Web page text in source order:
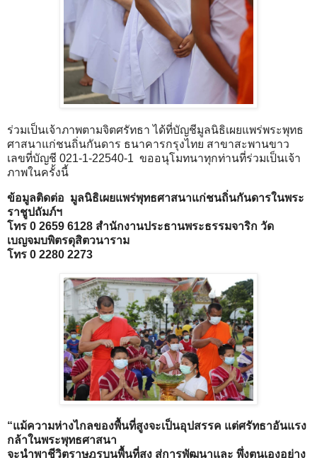
ร่วมเป็นเจ้าภาพตามจิตศรัทธา ได้ที่บัญชีมูลนิธิเผยแพร่พระพุทธ
ศาสนาแก่ชนถิ่นกันดาร ธนาคารกรุงไทย สาขาสะพานขาว
เลขที่บัญชี 021-1-22540-1 ขออนุโมทนาทุกท่านที่ร่วมเป็นเจ้า
ภาพในครั้งนี้
ข้อมูลติดต่อ มูลนิธิเผยแพร่พุทธศาสนาแก่ชนถิ่นกันดารในพระ
ราชูปถัมภ์ฯ
โทร 0 2659 6128 สำนักงานประธานพระธรรมจาริก วัด
เบญจมบพิตรดุสิตวนาราม
โทร 0 2280 2273
“แม้ความห่างไกลของพื้นที่สูงจะเป็นอุปสรรค แต่ศรัทธาอันแรง
กล้าในพระพุทธศาสนา
จะนำพาชีวิตราษฎรบนพื้นที่สูง สู่การพัฒนาและ พึ่งตนเองอย่าง